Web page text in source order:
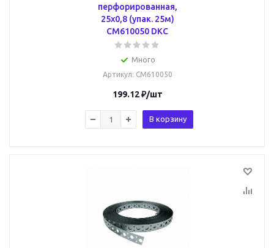
перфорированная,
25х0,8 (упак. 25м)
CM610050 DKC
Много
Артикул: CM610050
199.12₽/шт
В корзину